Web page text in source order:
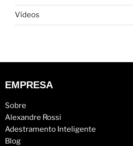
Vídeos
EMPRESA
Sobre
Alexandre Rossi
Adestramento Inteligente
Blog